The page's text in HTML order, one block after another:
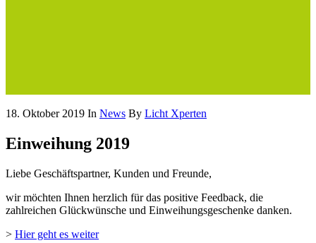
18. Oktober 2019 In News By Licht Xperten
Einweihung 2019
Liebe Geschäftspartner, Kunden und Freunde,
wir möchten Ihnen herzlich für das positive Feedback, die
zahlreichen Glückwünsche und Einweihungsgeschenke danken.
> Hier geht es weiter